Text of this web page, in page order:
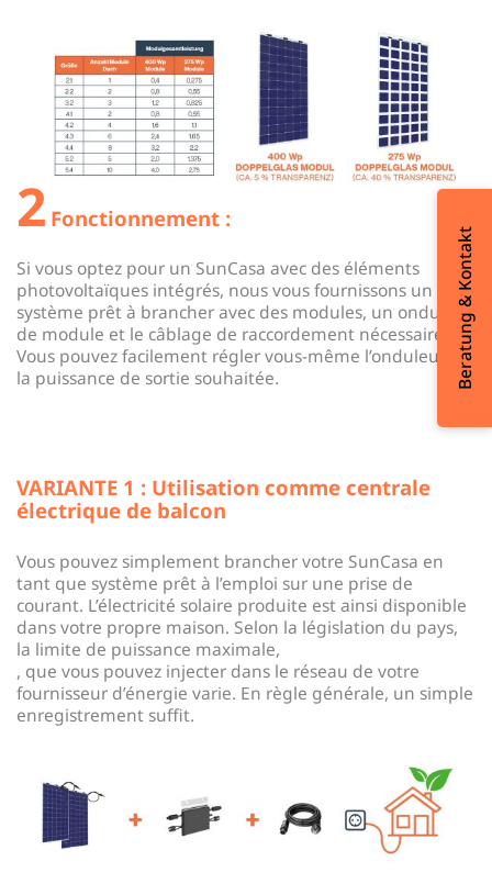
2 Fonctionnement :
Si vous optez pour un SunCasa avec des éléments
photovoltaïques intégrés, nous vous fournissons un
système prêt à brancher avec des modules, un onduleur
de module et le câblage de raccordement nécessaire.
Vous pouvez facilement régler vous-même l’onduleur sur
la puissance de sortie souhaitée.
VARIANTE 1 : Utilisation comme centrale
électrique de balcon
Vous pouvez simplement brancher votre SunCasa en
tant que système prêt à l’emploi sur une prise de
courant. L’électricité solaire produite est ainsi disponible
dans votre propre maison. Selon la législation du pays,
la limite de puissance maximale,
, que vous pouvez injecter dans le réseau de votre
fournisseur d’énergie varie. En règle générale, un simple
enregistrement suffit.
Beratung & Kontakt